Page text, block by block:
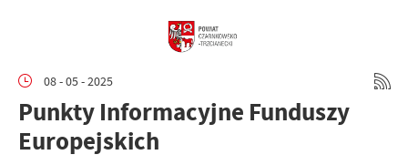
08 - 05 - 2025
Punkty Informacyjne Funduszy
Europejskich